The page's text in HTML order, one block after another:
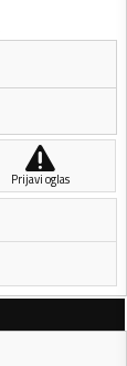
Prijavi oglas